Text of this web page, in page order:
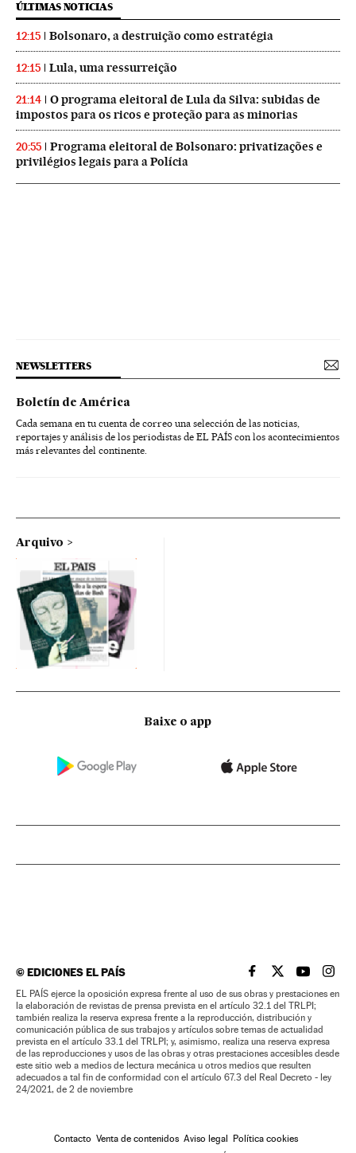
ÚLTIMAS NOTICIAS
12:15 Bolsonaro, a destruição como estratégia
12:15 Lula, uma ressurreição
21:14
O programa eleitoral de Lula da Silva: subidas de
impostos para os ricos e proteção para as minorias
20:55
Programa eleitoral de Bolsonaro: privatizações e
privilégios legais para a Polícia
NEWSLETTERS
Boletín de América
Cada semana en tu cuenta de correo una selección de las noticias,
reportajes y análisis de los periodistas de EL PAÍS con los acontecimientos
más relevantes del continente.
Arquivo
Baixe o app
©EDICIONES EL PAÍS EL PAÍS BRASIL EN
EL PAÍSEL PAÍS
EL
EL PAÍS ejerce la oposición expresa frente al uso de sus obras y prestaciones en
la elaboración de revistas de prensa prevista en el artículo 32.1 del TRLPI;
también realiza la reserva expresa frente a la reproducción, distribución y
comunicación pública de sus trabajos y artículos sobre temas de actualidad
prevista en el artículo 33.1 del TRLPI; y, asimismo, realiza una reserva expresa
de las reproducciones y usos de las obras y otras prestaciones accesibles desde
este sitio web a medios de lectura mecánica u otros medios que resulten
adecuados a tal fin de conformidad con el artículo 67.3 del Real Decreto - ley
24/2021, de 2 de noviembre
Contacto Venta de contenidos Aviso legal Política cookies